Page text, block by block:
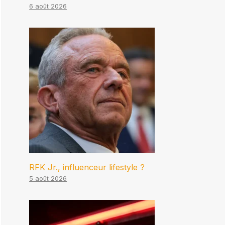
6 août 2026
RFK Jr., influenceur lifestyle ?
5 août 2026